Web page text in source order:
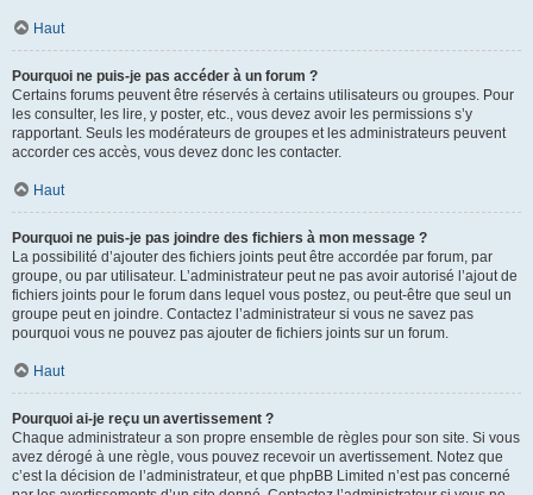
Haut
Pourquoi ne puis-je pas accéder à un forum ?
Certains forums peuvent être réservés à certains utilisateurs ou groupes. Pour
les consulter, les lire, y poster, etc., vous devez avoir les permissions s’y
rapportant. Seuls les modérateurs de groupes et les administrateurs peuvent
accorder ces accès, vous devez donc les contacter.
Haut
Pourquoi ne puis-je pas joindre des fichiers à mon message ?
La possibilité d’ajouter des fichiers joints peut être accordée par forum, par
groupe, ou par utilisateur. L’administrateur peut ne pas avoir autorisé l’ajout de
fichiers joints pour le forum dans lequel vous postez, ou peut-être que seul un
groupe peut en joindre. Contactez l’administrateur si vous ne savez pas
pourquoi vous ne pouvez pas ajouter de fichiers joints sur un forum.
Haut
Pourquoi ai-je reçu un avertissement ?
Chaque administrateur a son propre ensemble de règles pour son site. Si vous
avez dérogé à une règle, vous pouvez recevoir un avertissement. Notez que
c’est la décision de l’administrateur, et que phpBB Limited n’est pas concerné